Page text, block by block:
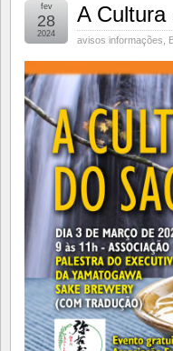
A Cultura
avisos informações
fev
28
2024